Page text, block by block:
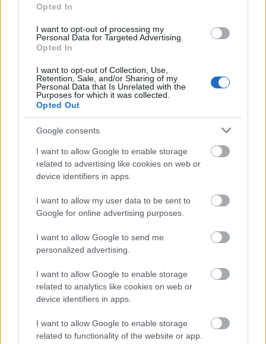
Opted In
I want to opt-out of processing my
Personal Data for Targeted Advertising.
Opted In
I want to opt-out of Collection, Use,
Retention, Sale, and/or Sharing of my
Personal Data that Is Unrelated with the
Purposes for which it was collected.
Opted Out
Google consents
I want to allow Google to enable storage
related to advertising like cookies on web or
device identifiers in apps.
I want to allow my user data to be sent to
Google for online advertising purposes.
I want to allow Google to send me
personalized advertising.
I want to allow Google to enable storage
related to analytics like cookies on web or
device identifiers in apps.
I want to allow Google to enable storage
related to functionality of the website or app.
minden zökkenőmentesen is haladt. Nem is csoda:
több kalandozó csapat mellett a titokzatos,
lenyűgöző erejű félelf, az A rangú Amanda is velük
tartott megfigyelőként. A kazamatában azonban
Tanaka: Penge az új életem 4.
BBerni86•2025. december 20.
Fülszöveg: Fran és varázskardja, Mester egy
csapásra híressé vált, amikor levágtak egy